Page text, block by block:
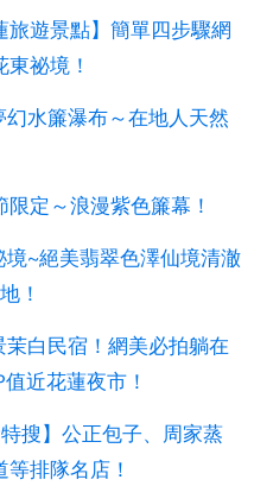
旅遊景點】簡單四步驟網
祕境！
幻水簾瀑布～在地人天然
限定～浪漫紫色簾幕！
境~絕美翡翠色澤仙境清澈
！
茉白民宿！網美必拍躺在
近花蓮夜市！
搜】公正包子、周家蒸
排隊名店！